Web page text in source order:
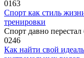
0163
Спорт как стиль
тренировки
Спорт давно
0246
Как найти свой